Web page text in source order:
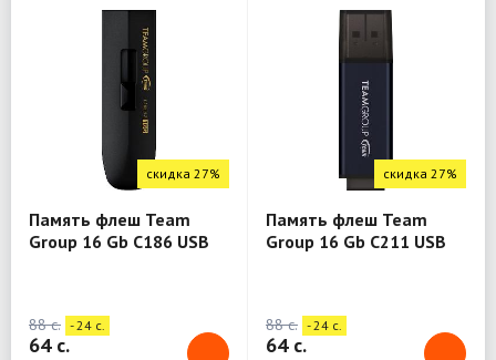
скидка 27%
Память флеш Team
Group 16 Gb C186 USB
88 c. - 24 c.
64 c.
скидка 27%
Память флеш Team
Group 16 Gb C211 USB
88 c. - 24 c.
64 c.